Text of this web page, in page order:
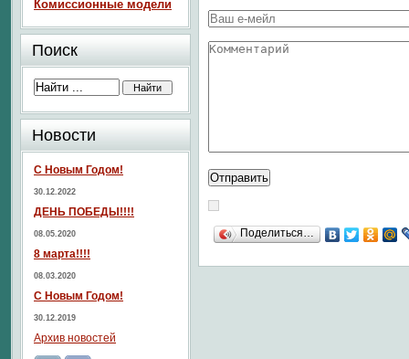
Поделиться…
Комиссионные модели
Поиск
Новости
С Новым Годом!
30.12.2022
ДЕНЬ ПОБЕДЫ!!!!
08.05.2020
8 марта!!!!
08.03.2020
С Новым Годом!
30.12.2019
Архив новостей